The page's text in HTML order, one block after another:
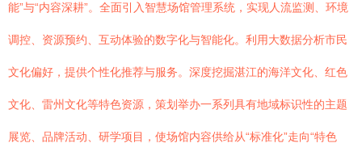
能”与“内容深耕”。全面引入智慧场馆管理系统，实现人流监测、环境
调控、资源预约、互动体验的数字化与智能化。利用大数据分析市民
文化偏好，提供个性化推荐与服务。深度挖掘湛江的海洋文化、红色
文化、雷州文化等特色资源，策划举办一系列具有地域标识性的主题
展览、品牌活动、研学项目，使场馆内容供给从“标准化”走向“特色